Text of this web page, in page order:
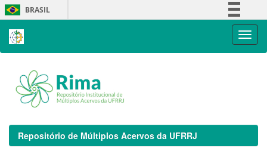
Skip
navigation
BRASIL
Repositório de Múltiplos Acervos da UFRRJ